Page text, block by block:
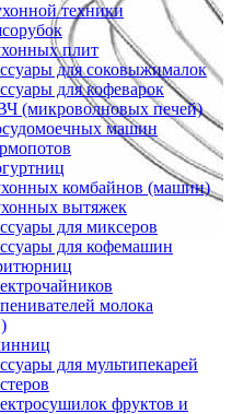
техники
плит
для соковыжималок
для кофеварок
(микроволновых печей)
машин
комбайнов (машин)
вытяжек
для миксеров
для кофемашин
молока
для мультипекарей
фруктов и